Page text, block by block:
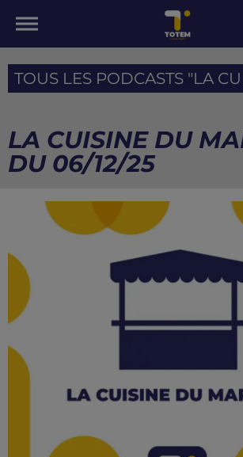
TOUS LES PODCASTS "LA
LA CUISINE DU
DU 06/12/25